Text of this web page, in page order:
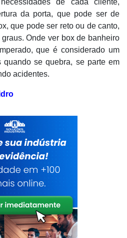
de cada cliente,
da porta, que pode ser de
que pode ser reto ou de canto,
Onde ver box de banheiro
que é considerado um
quando se quebra, se parte em
acidentes.